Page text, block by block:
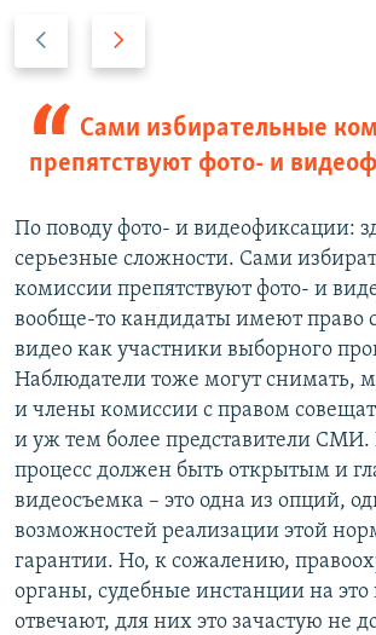
щ
и
й
с
л
а
й
д
д
и
й
с
л
а
й
д
Сами избирательные
препятствуют фото- и
По поводу фото- и видеофиксации:
серьезные сложности. Сами
комиссии препятствуют фото- и
вообще-то кандидаты имеют право
видео как участники выборного
Наблюдатели тоже могут снимать,
и члены комиссии с правом
и уж тем более представители
процесс должен быть открытым и
видеосъемка – это одна из опций,
возможностей реализации этой
гарантии. Но, к сожалению,
органы, судебные инстанции на это
отвечают, для них это зачастую не